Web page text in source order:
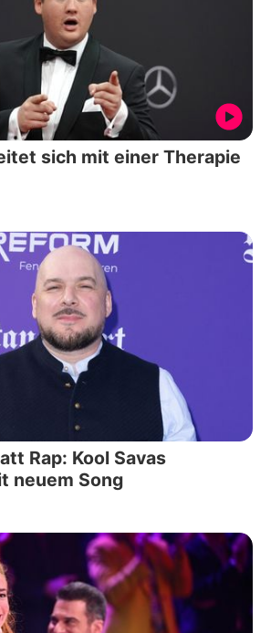
sich mit einer Therapie
Rap: Kool Savas
neuem Song